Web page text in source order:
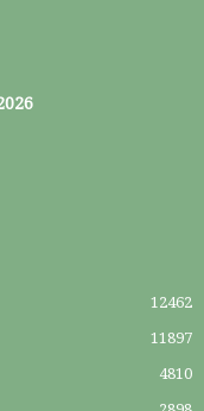
12462
11897
4810